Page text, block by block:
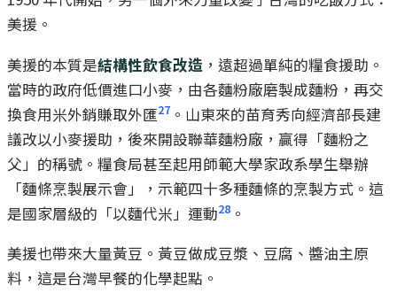
美援。
美援的本質是結構性飲食改造 ，遠超過單純的糧食援助。
當時的政府低價進口小麥，由各麵粉廠磨製成麵粉，再交
換食用米外銷賺取外匯27 。山東來的苗育秀向經濟部長建
議改以小麥援助，後來開設聯華麵粉廠，贏得「麵粉之
父」的稱號。糧食局甚至起用師範大學家政系學生舉辦
「麵條烹製展示會」，示範四十多種麵條的烹製方式。這
是國家層級的「以麵代米」運動28 。
美援也帶來大量黃豆。黃豆做成豆漿、豆腐、醬油主原
料，這是台灣早餐的化學起點。